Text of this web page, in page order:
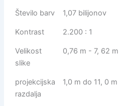
Število barv 1,07 bilijonov
Kontrast 2.200 : 1
Velikost
slike
0,76 m - 7, 62 m
projekcijska
razdalja
1,0 m do 11, 0 m